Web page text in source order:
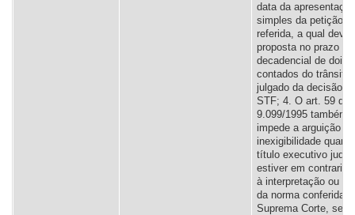
data da apresentação
simples da petição
referida, a qual
proposta no prazo
decadencial de dois
contados do trânsito
julgado da decisão
STF; 4. O art. 59 da
9.099/1995 também
impede a arguição de
inexigibilidade
título executivo
estiver em
à interpretação ou
da norma conferida
Suprema Corte, seja